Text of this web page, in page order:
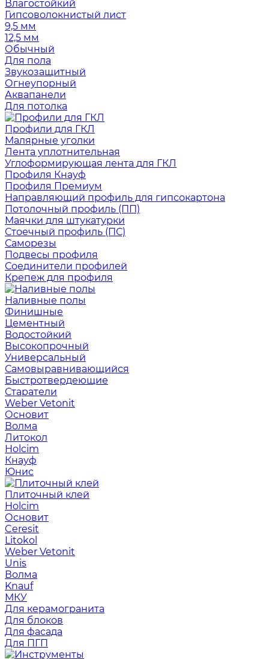
Влагостойкий
Гипсоволокнистый лист
9,5 мм
12,5 мм
Обычный
Для пола
Звукозащитный
Огнеупорный
Аквапанели
Для потолка
Профили для ГКЛ
Малярные уголки
Лента уплотнительная
Углоформирующая лента для ГКЛ
Профиля Кнауф
Профиля Премиум
Направляющий профиль для гипсокартона
Потолочный профиль (ПП)
Маячки для штукатурки
Стоечный профиль (ПС)
Саморезы
Подвесы профиля
Соединители профилей
Крепеж для профиля
Наливные полы
Финишные
Цементный
Водостойкий
Высокопрочный
Универсальный
Самовыравнивающийся
Быстротвердеющие
Старатели
Weber Vetonit
Основит
Волма
Литокол
Holcim
Кнауф
Юнис
Плиточный клей
Holcim
Основит
Ceresit
Litokol
Weber Vetonit
Unis
Волма
Knauf
МКУ
Для керамогранита
Для блоков
Для фасада
Для ПГП